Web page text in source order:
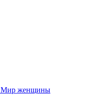
Мир женщины